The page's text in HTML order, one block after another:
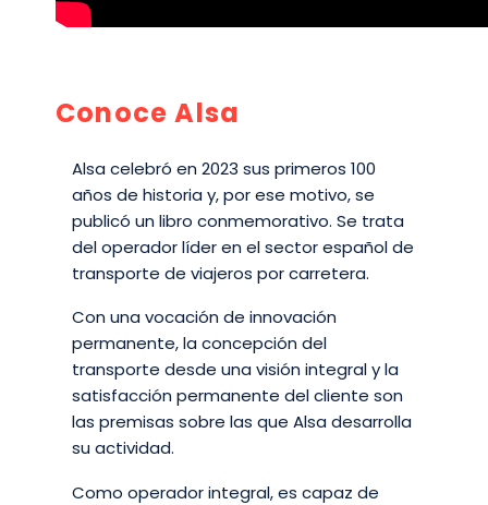
Conoce Alsa
Alsa celebró en 2023 sus primeros 100
años de historia y, por ese motivo, se
publicó un libro conmemorativo. Se trata
del operador líder en el sector español de
transporte de viajeros por carretera.
Con una vocación de innovación
permanente, la concepción del
transporte desde una visión integral y la
satisfacción permanente del cliente son
las premisas sobre las que Alsa desarrolla
su actividad.
Como operador integral, es capaz de